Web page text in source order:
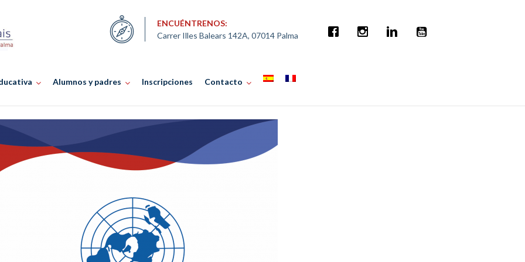
ENCUÉNTRENOS:
Carrer Illes Balears 142A, 07014 Palma
Alumnos y padres Inscripciones Contacto